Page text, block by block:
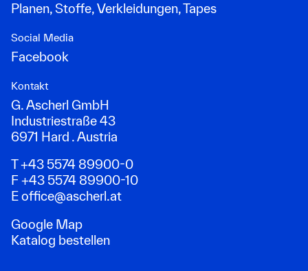
Planen, Stoffe, Verkleidungen, Tapes
Social Media
Facebook
Kontakt
G. Ascherl GmbH
Industriestraße 43
6971 Hard . Austria
T +43 5574 89900-0
F +43 5574 89900-10
Eoffice@ascherl.at
Google Map
Katalog bestellen